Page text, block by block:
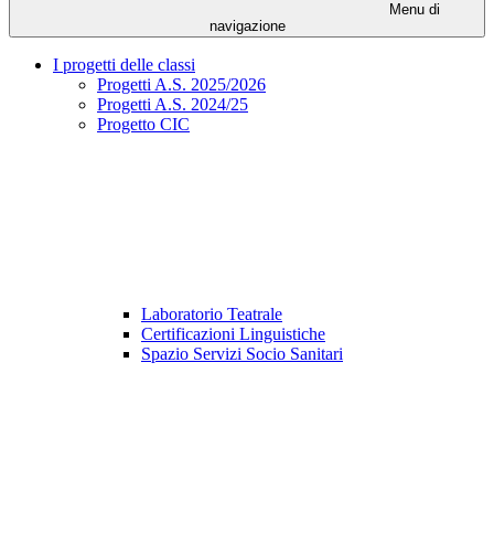
Menu di
navigazione
I progetti delle classi
Progetti A.S. 2025/2026
Progetti A.S. 2024/25
Progetto CIC
Laboratorio Teatrale
Certificazioni Linguistiche
Spazio Servizi Socio Sanitari